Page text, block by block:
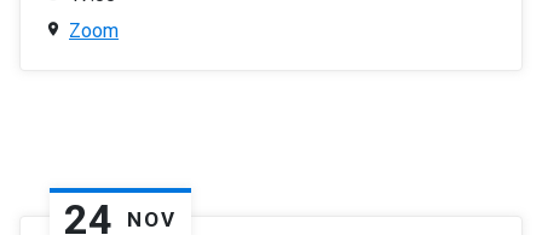
Zoom
24 NOV